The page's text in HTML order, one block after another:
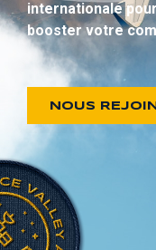
internationale
booster votre
NOUS